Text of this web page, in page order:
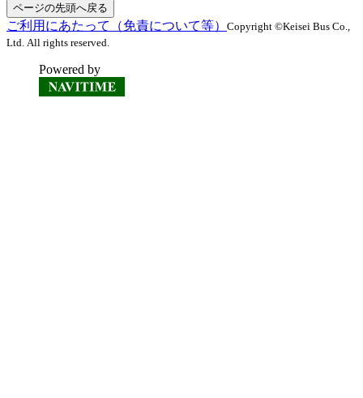
ページの先頭へ戻る
ご利用にあたって（免責について等） Copyright ©Keisei Bus Co.,
Ltd. All rights reserved.
Powered by